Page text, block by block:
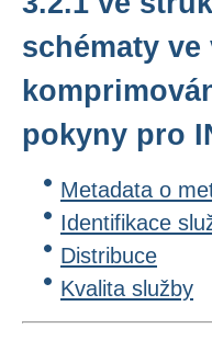
schématy
pokyny pro
Metadata o
Identifikace
Distribuce
Kvalita služby